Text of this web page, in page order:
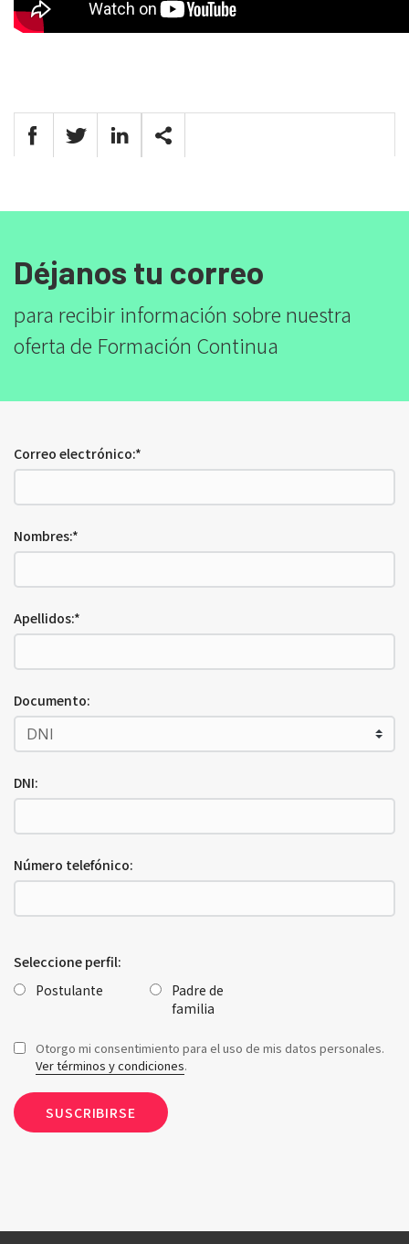
Déjanos tu correo
para recibir información sobre nuestra
oferta de Formación Continua
Correo electrónico:*
Nombres:*
Apellidos:*
Documento:
DNI:
Número telefónico:
Seleccione perfil:
Postulante
Padre de
familia
Otorgo mi consentimiento para el uso de mis datos personales.
Ver términos y condiciones.